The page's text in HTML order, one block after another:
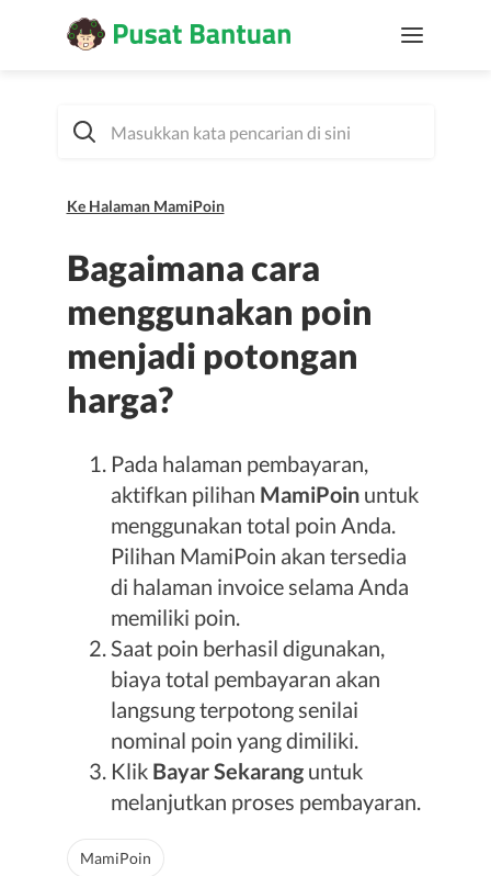
Ke Halaman MamiPoin
Bagaimana cara
menggunakan poin
menjadi potongan
harga?
Pada halaman pembayaran,
aktifkan pilihan MamiPoinuntuk
menggunakan total poin Anda.
Pilihan MamiPoin akan tersedia
di halaman invoice selama Anda
memiliki poin.
Saat poin berhasil digunakan,
biaya total pembayaran akan
langsung terpotong senilai
nominal poin yang dimiliki.
Klik Bayar Sekaranguntuk
melanjutkan proses pembayaran.
MamiPoin